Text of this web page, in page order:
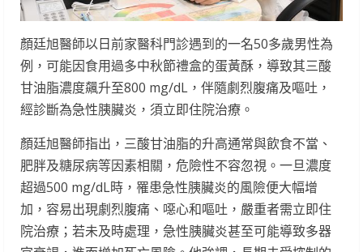
顏廷旭醫師以日前家醫科門診遇到的一名50多歲男性為
例，可能因食用過多中秋節禮盒的蛋黃酥，導致其三酸
甘油脂濃度飆升至800 mg/dL，伴隨劇烈腹痛及嘔吐，
經診斷為急性胰臟炎，須立即住院治療。
顏廷旭醫師指出，三酸甘油脂的升高通常與飲食不當、
肥胖及糖尿病等因素相關，危險性不容忽視。一旦濃度
超過500 mg/dL時，罹患急性胰臟炎的風險便大幅增
加，容易出現劇烈腹痛、噁心和嘔吐，嚴重者需立即住
院治療；若未及時處理，急性胰臟炎甚至可能導致多器